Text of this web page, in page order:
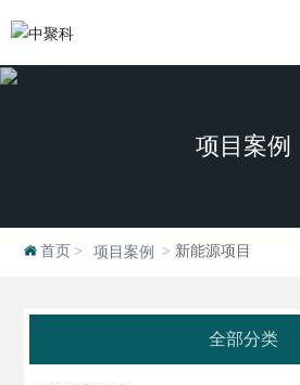
项目案例
首页 项目案例 新能源项目
全部分类